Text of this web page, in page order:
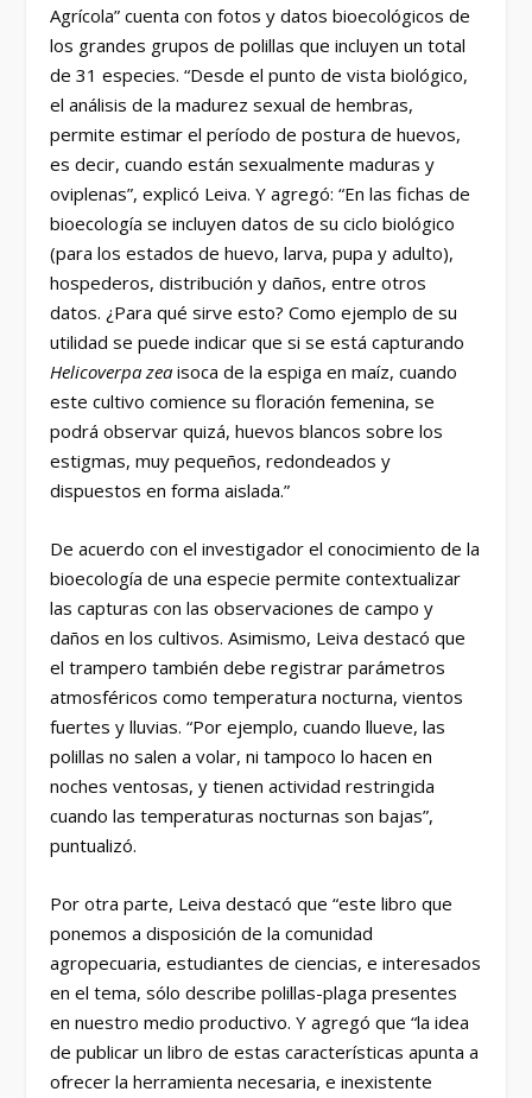
Agrícola” cuenta con fotos y datos bioecológicos de
los grandes grupos de polillas que incluyen un total
de 31 especies. “Desde el punto de vista biológico,
el análisis de la madurez sexual de hembras,
permite estimar el período de postura de huevos,
es decir, cuando están sexualmente maduras y
oviplenas”, explicó Leiva. Y agregó: “En las fichas de
bioecología se incluyen datos de su ciclo biológico
(para los estados de huevo, larva, pupa y adulto),
hospederos, distribución y daños, entre otros
datos. ¿Para qué sirve esto? Como ejemplo de su
utilidad se puede indicar que si se está capturando
Helicoverpa zea isoca de la espiga en maíz, cuando
este cultivo comience su floración femenina, se
podrá observar quizá, huevos blancos sobre los
estigmas, muy pequeños, redondeados y
dispuestos en forma aislada.”
De acuerdo con el investigador el conocimiento de la
bioecología de una especie permite contextualizar
las capturas con las observaciones de campo y
daños en los cultivos. Asimismo, Leiva destacó que
el trampero también debe registrar parámetros
atmosféricos como temperatura nocturna, vientos
fuertes y lluvias. “Por ejemplo, cuando llueve, las
polillas no salen a volar, ni tampoco lo hacen en
noches ventosas, y tienen actividad restringida
cuando las temperaturas nocturnas son bajas”,
puntualizó.
Por otra parte, Leiva destacó que “este libro que
ponemos a disposición de la comunidad
agropecuaria, estudiantes de ciencias, e interesados
en el tema, sólo describe polillas-plaga presentes
en nuestro medio productivo. Y agregó que “la idea
de publicar un libro de estas características apunta a
ofrecer la herramienta necesaria, e inexistente